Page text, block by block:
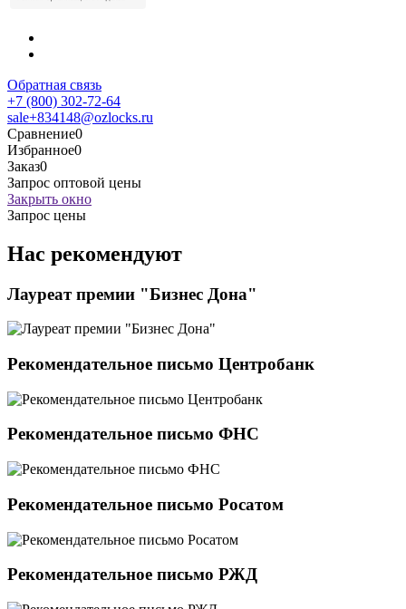
Обратная связь
+7 (800) 302-72-64
sale+834148@ozlocks.ru
Сравнение0
Избранное0
Заказ0
Запрос оптовой цены
Закрыть окно
Запрос цены
Нас рекомендуют
Лауреат премии "Бизнес Дона"
Рекомендательное письмо Центробанк
Рекомендательное письмо ФНС
Рекомендательное письмо Росатом
Рекомендательное письмо РЖД